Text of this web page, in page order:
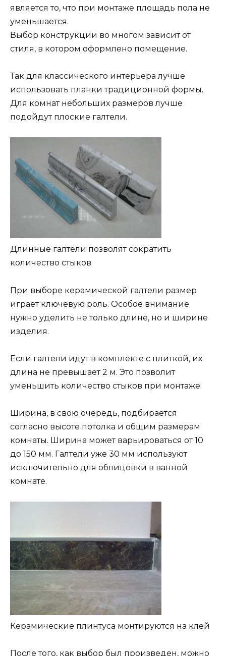
является то, что при монтаже площадь пола не
уменьшается.
Выбор конструкции во многом зависит от
стиля, в котором оформлено помещение.
Так для классического интерьера лучше
использовать планки традиционной формы.
Для комнат небольших размеров лучше
подойдут плоские галтели.
Длинные галтели позволят сократить
количество стыков
При выборе керамической галтели размер
играет ключевую роль. Особое внимание
нужно уделить не только длине, но и ширине
изделия.
Если галтели идут в комплекте с плиткой, их
длина не превышает 2 м. Это позволит
уменьшить количество стыков при монтаже.
Ширина, в свою очередь, подбирается
согласно высоте потолка и общим размерам
комнаты. Ширина может варьироваться от 10
до 150 мм. Галтели уже 30 мм используют
исключительно для облицовки в ванной
комнате.
Керамические плинтуса монтируются на клей
После того, как выбор был произведен, можно